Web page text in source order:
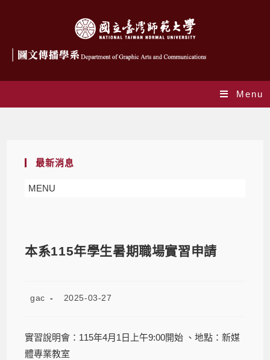
Menu
最新消息
MENU
本系115年學生暑期職場實習申請
gac 2025-03-27
實習說明會：115年4月1日上午9:00開始 、地點：新媒
體專業教室